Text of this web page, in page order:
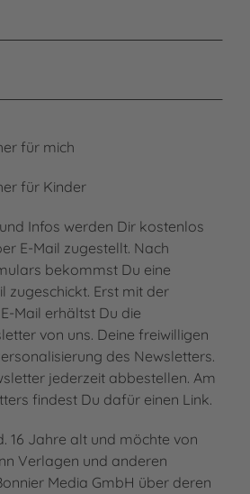
für mich
für Kinder
Infos werden Dir kostenlos
E-Mail zugestellt. Nach
bekommst Du eine
zugeschickt. Erst mit der
Mail erhältst Du die
von uns. Deine freiwilligen
des Newsletters.
jederzeit abbestellen. Am
findest Du dafür einen Link.
16 Jahre alt und möchte von
Verlagen und anderen
Media GmbH über deren